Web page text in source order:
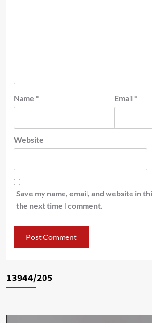
Name * Email *
Website
Save my name, email, and website in
the next time I comment.
13944/205